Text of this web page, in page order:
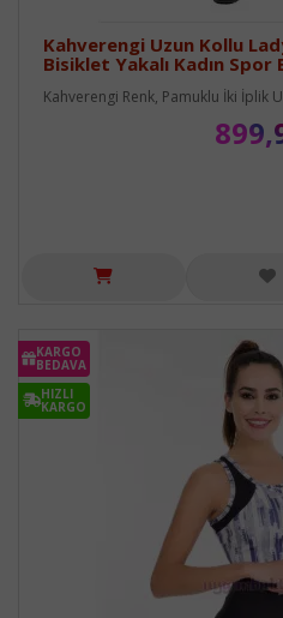
Kahverengi Uzun Kollu
Bisiklet Yakalı Kadın Spor
Kahverengi Renk, Pamuklu İki İplik
KARGO
BEDAVA
HIZLI
KARGO